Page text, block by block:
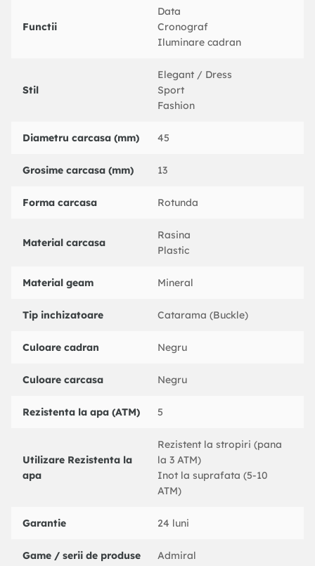
Functii
Data
Cronograf
Iluminare cadran
Stil
Elegant / Dress
Sport
Fashion
Diametru carcasa (mm) 45
Grosime carcasa (mm) 13
Forma carcasa Rotunda
Material carcasa
Rasina
Plastic
Material geam Mineral
Tip inchizatoare Catarama (Buckle)
Culoare cadran Negru
Culoare carcasa Negru
Rezistenta la apa (ATM) 5
Utilizare Rezistenta la
apa
Rezistent la stropiri (pana
la 3 ATM)
Inot la suprafata (5-10
ATM)
Garantie 24 luni
Game / serii de produse Admiral